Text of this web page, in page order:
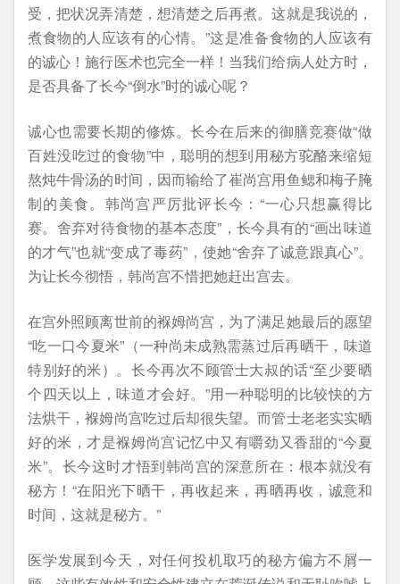
受，把状况弄清楚，想清楚之后再煮。这就是我说的，
煮食物的人应该有的心情。”这是准备食物的人应该有
的诚心！施行医术也完全一样！当我们给病人处方时，
是否具备了长今“倒水”时的诚心呢？
诚心也需要长期的修炼。长今在后来的御膳竞赛做“做
百姓没吃过的食物”中，聪明的想到用秘方驼酪来缩短
熬炖牛骨汤的时间，因而输给了崔尚宫用鱼鳃和梅子腌
制的美食。韩尚宫严厉批评长今：“一心只想赢得比
赛。舍弃对待食物的基本态度”，长今具有的“画出味道
的才气”也就“变成了毒药”，使她“舍弃了诚意跟真心”。
为让长今彻悟，韩尚宫不惜把她赶出宫去。
在宫外照顾离世前的褓姆尚宫，为了满足她最后的愿望
“吃一口今夏米”（一种尚未成熟需蒸过后再晒干，味道
特别好的米）。长今再次不顾管士大叔的话“至少要晒
个四天以上，味道才会好。”用一种聪明的比较快的方
法烘干，褓姆尚宫吃过后却很失望。而管士老老实实晒
好的米，才是褓姆尚宫记忆中又有嚼劲又香甜的“今夏
米”。长今这时才悟到韩尚宫的深意所在：根本就没有
秘方！“在阳光下晒干，再收起来，再晒再收，诚意和
时间，这就是秘方。”
医学发展到今天，对任何投机取巧的秘方偏方不屑一